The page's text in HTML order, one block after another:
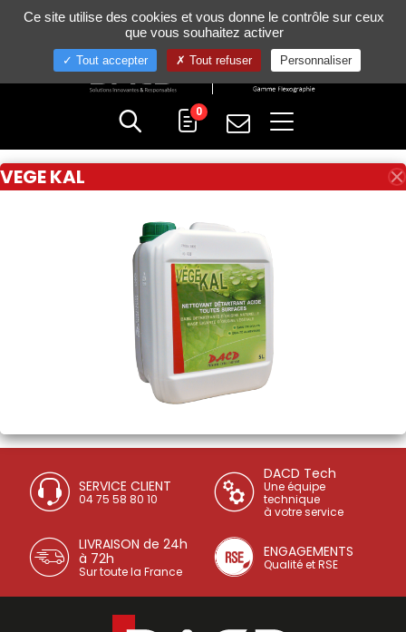
+33 (0)4 75 58 80 10
0
VEGE KAL
SERVICE CLIENT
04 75 58 80 10
DACD Tech
Une équipe
technique
à votre service
LIVRAISON de 24h
à 72h
Sur toute la France
ENGAGEMENTS
Qualité et RSE
Gestion de vos préférences sur les cookies
Ce site utilise des cookies et vous donne le contrôle sur ceux
que vous souhaitez activer
Tout accepter Tout refuser Personnaliser